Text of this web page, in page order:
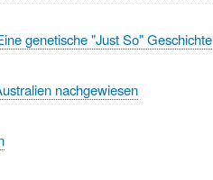
genetische "Just So" Geschichte
nachgewiesen